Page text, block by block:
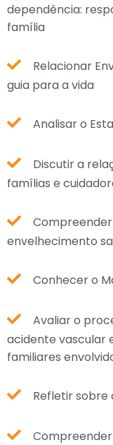
dependência:
família
Relacionar
guia para a vida
Analisar o
Discutir a
famílias e
envelhecimento
Conhecer o
Avaliar o
acidente vascular
familiares
Refletir sobre